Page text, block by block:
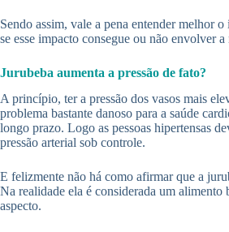
Sendo assim, vale a pena entender melhor
se esse impacto consegue ou não envolver a
Jurubeba aumenta a pressão de fato?
A princípio, ter a pressão dos vasos mais
problema bastante danoso para a saúde
longo prazo. Logo as pessoas hipertensas
pressão arterial sob controle.
E felizmente não há como afirmar que a
Na realidade ela é considerada um alimento
aspecto.